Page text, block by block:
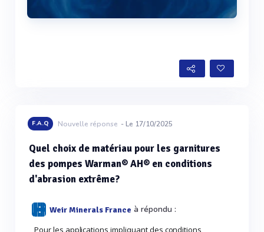
F.A.Q Nouvelle réponse - Le 17/10/2025
Quel choix de matériau pour les garnitures
des pompes Warman® AH® en conditions
d'abrasion extrême?
Weir Minerals France à répondu :
Pour les applications impliquant des conditions